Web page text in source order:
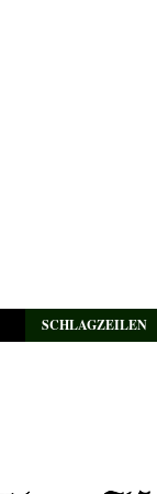
SCHLAGZEILEN